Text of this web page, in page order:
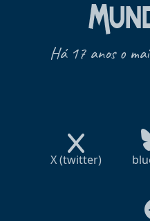
Há 17 anos o
X (twitter)